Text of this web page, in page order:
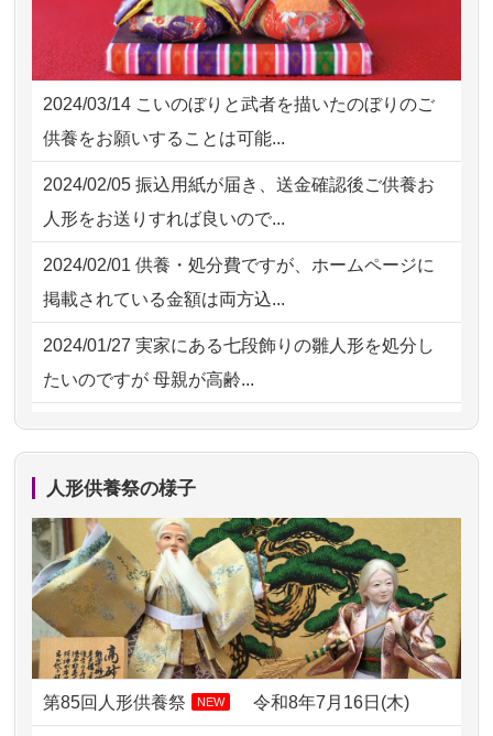
2026/08/02 09:15 神奈川の方からお申込み
2026/08/02 06:46 相模原の方からお申込み
2026/08/01 19:28 東京都の方からお申込み
2026/08/01 17:10 東京都の方からお申込み
2026/07/25供養の内容（料金や送り方等）がとて
も丁寧に説...
2026/07/18 つい先日も利用させていただきまし
た。 手続...
2026/07/18 大切にしていたお人形をきちんと供養
してくださ...
2026/07/15 子供の頃から可愛がってきた七段飾り
の雛人形で...
2026/07/15 お客様の声を読み、丁寧に供養してい
ただけそう...
2026/07/11思い出のある人形達を、ちゃんと供養
したく、花...
2026/07/10家から近かったので。
2026/07/08誰も住んでいない実家の片付けを始め
ました。 ...
2026/07/069年間自由が丘店を見守ってくれてあり
2024/03/14 こいのぼりと武者を描いたのぼりのご
供養をお願いすることは可能...
2024/02/05 振込用紙が届き、送金確認後ご供養お
人形をお送りすれば良いので...
2024/02/01 供養・処分費ですが、ホームページに
掲載されている金額は両方込...
2024/01/27 実家にある七段飾りの雛人形を処分し
たいのですが 母親が高齢...
2024/01/13剥製の供養・処分をお願いできます
ですが？
2024/01/13お雛様のセットを供養・処分したいの
ですが、お雛様とお内裏様だ...
2024/01/13供養申込みの後、供養祭までお人形は
どうなってるのですか？
人形供養祭の様子
第85回人形供養祭 NEW 令和8年7月16日(木)